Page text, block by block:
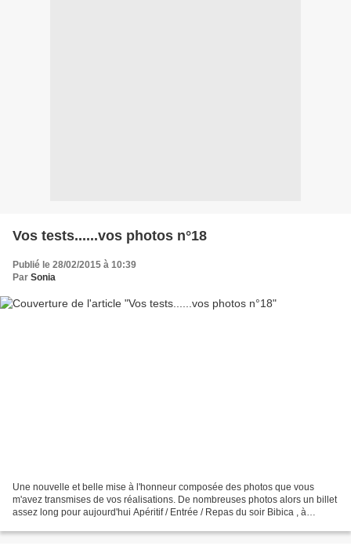
Vos tests......vos photos n°18
Publié le 28/02/2015 à 10:39
Par Sonia
Une nouvelle et belle mise à l'honneur composée des photos que vous
m'avez transmises de vos réalisations. De nombreuses photos alors un billet
assez long pour aujourd'hui Apéritif / Entrée / Repas du soir Bibica , à